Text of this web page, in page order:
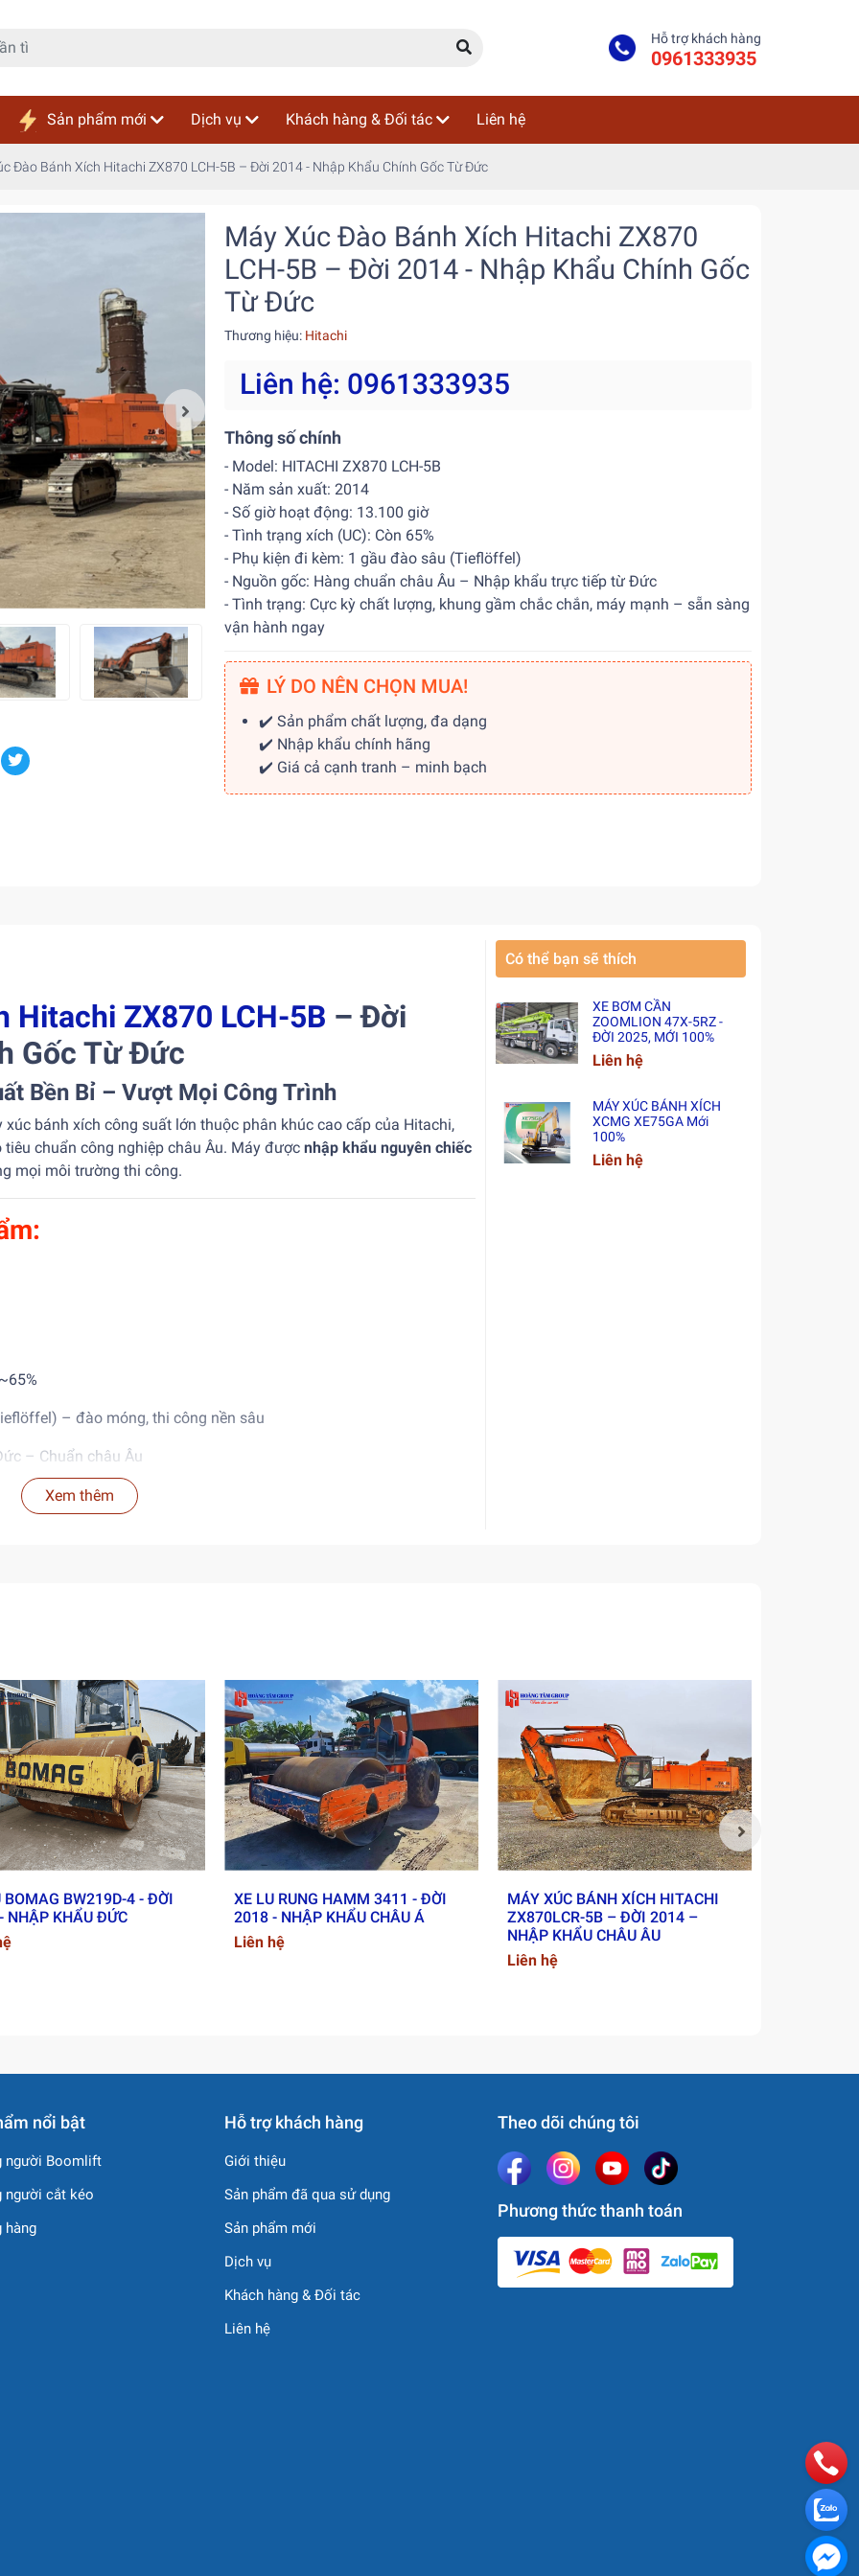
Hỗ trợ khách hàng
0961333935
Sản phẩm mới Dịch vụ Khách hàng & Đối tác Liên hệ
Đào Bánh Xích Hitachi ZX870 LCH-5B – Đời 2014 - Nhập Khẩu Chính Gốc Từ Đức
Máy Xúc Đào Bánh Xích Hitachi ZX870
LCH-5B – Đời 2014 - Nhập Khẩu Chính Gốc
Từ Đức
Thương hiệu: Hitachi
Liên hệ: 0961333935
Thông số chính
- Model: HITACHI ZX870 LCH-5B
- Năm sản xuất: 2014
- Số giờ hoạt động: 13.100 giờ
- Tình trạng xích (UC): Còn 65%
- Phụ kiện đi kèm: 1 gầu đào sâu (Tieflöffel)
- Nguồn gốc: Hàng chuẩn châu Âu – Nhập khẩu trực tiếp từ Đức
- Tình trạng: Cực kỳ chất lượng, khung gầm chắc chắn, máy mạnh – sẵn sàng
vận hành ngay
LÝ DO NÊN CHỌN MUA!
✔️ Sản phẩm chất lượng, đa dạng
✔️ Nhập khẩu chính hãng
✔️ Giá cả cạnh tranh – minh bạch
Hitachi ZX870 LCH-5B – Đời
Gốc Từ Đức
Bền Bỉ – Vượt Mọi Công Trình
xúc bánh xích công suất lớn thuộc phân khúc cao cấp của Hitachi,
chuẩn công nghiệp châu Âu. Máy được nhập khẩu nguyên chiếc
mọi môi trường thi công.
– đào móng, thi công nền sâu
– Chuẩn châu Âu
chắc chắn, động cơ mạnh, sẵn sàng thi công ngay
điều khiển và tiết kiệm nhiên liệu
loại địa hình phức tạp
Từ Chúng Tôi?
CO/CQ đầy đủ
giao ngay
quốc
vận chuyển & giao nhận toàn quốc
Xem thêm
Có thể bạn sẽ thích
XE BƠM CẦN
ZOOMLION 47X-5RZ -
ĐỜI 2025, MỚI 100%
Liên hệ
MÁY XÚC BÁNH XÍCH
XCMG XE75GA Mới
100%
Liên hệ
BOMAG BW219D-4 - ĐỜI
NHẬP KHẨU ĐỨC
XE LU RUNG HAMM 3411 - ĐỜI
2018 - NHẬP KHẨU CHÂU Á
Liên hệ
MÁY XÚC BÁNH XÍCH HITACHI
ZX870LCR-5B – ĐỜI 2014 –
NHẬP KHẨU CHÂU ÂU
Liên hệ
nổi bật
người Boomlift
người cắt kéo
hàng
Hỗ trợ khách hàng
Giới thiệu
Sản phẩm đã qua sử dụng
Sản phẩm mới
Dịch vụ
Khách hàng & Đối tác
Liên hệ
Theo dõi chúng tôi
Phương thức thanh toán